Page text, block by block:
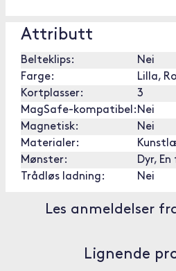
Attributt
Belteklips:
Nei
Farge:
Lilla,
Kortplasser:
3
MagSafe-kompatibel: Nei
Magnetisk:
Nei
Materialer:
Mønster:
Dyr,
Trådløs ladning:
Nei
Les anmeldelser
Lignende